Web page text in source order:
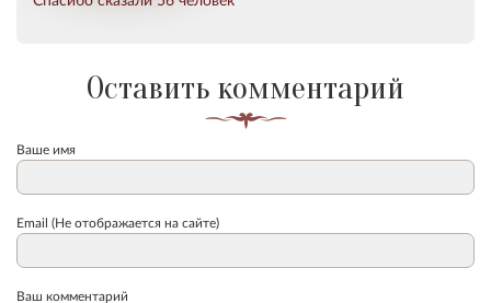
Оставить комментарий
Ваше имя
Email (Не отображается на сайте)
Ваш комментарий